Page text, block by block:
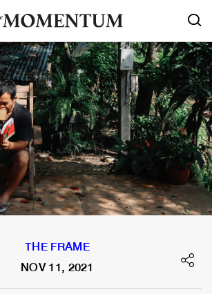
THE FRAME
NOV 11, 2021